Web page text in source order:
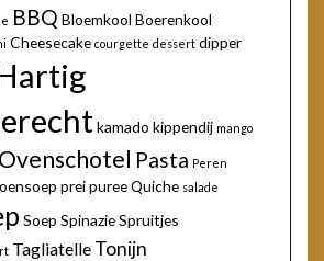
BBQ Bloemkool Boerenkool
Cheesecake courgette dessert dipper
kamado kippendij mango
Ovenschotel Pasta Peren
preipureeQuiche salade
Soep SpinazieSpruitjes
Tagliatelle Tonijn